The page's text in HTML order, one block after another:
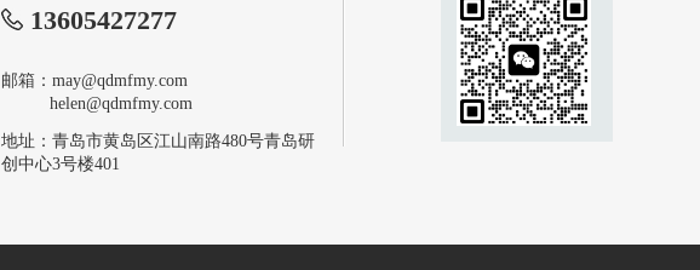
13605427277
邮箱：may@qdmfmy.com
helen@qdmfmy.com
地址：青岛市黄岛区江山南路480号青岛研
创中心3号楼401